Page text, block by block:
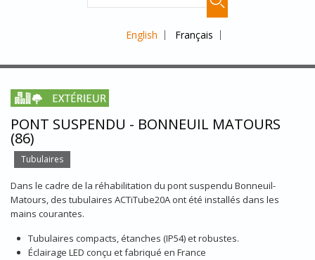
English Français
PONT SUSPENDU - BONNEUIL MATOURS
(86)
Tubulaires
Dans le cadre de la réhabilitation du pont suspendu Bonneuil-
Matours, des tubulaires ACTiTube20A ont été installés dans les
mains courantes.
Tubulaires compacts, étanches (IP54) et robustes.
Éclairage LED conçu et fabriqué en France